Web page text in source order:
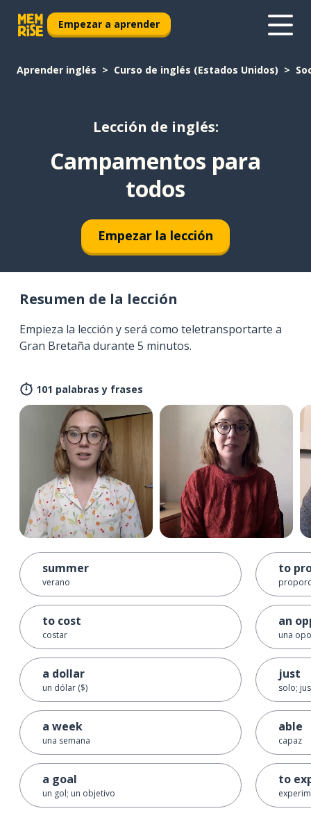
Empezar a aprender
Aprender inglés Curso de inglés (Estados Unidos)
Lección de inglés:
Campamentos para
todos
Empezar la lección
Resumen de la lección
Empieza la lección y será como teletransportarte a
Gran Bretaña durante 5 minutos.
101 palabras y frases
summer
verano
to cost
costar
a dollar
un dólar ($)
a week
una semana
a goal
un gol; un objetivo
to
an
una
just
solo;
able
capaz
to